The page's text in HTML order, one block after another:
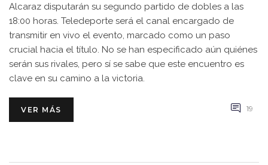
Alcaraz disputarán su segundo partido de dobles a las
18:00 horas. Teledeporte será el canal encargado de
transmitir en vivo el evento, marcado como un paso
crucial hacia el título. No se han especificado aún quiénes
serán sus rivales, pero sí se sabe que este encuentro es
clave en su camino a la victoria.
VER MÁS 19